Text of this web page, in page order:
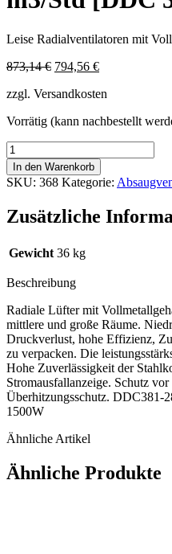
Leise Radialventilatoren mit
873,14€ Ursprünglicher
war:
794,56 €Aktueller
ist:
zzgl. Versandkosten
Vorrätig (kann nachbestellt
Torin
Rohrventilator,
7000
m3/Std
381-
Menge
In den Warenkorb
SKU: 368 Kategorie:
Zusätzliche
Gewicht 36 kg
Beschreibung
Radiale Lüfter mit
mittlere und große Räume.
Druckverlust, hohe Effizienz,
zu verpacken. Die
Hohe Zuverlässigkeit der
Stromausfallanzeige. Schutz
Überhitzungsschutz. DDC381-
1500W
Ähnliche Artikel
Ähnliche Produkte